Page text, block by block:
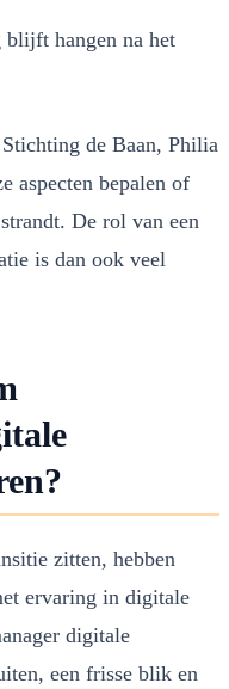
blijft hangen na het
de Baan, Philia
aspecten bepalen of
De rol van een
is dan ook veel
zitten, hebben
ervaring in digitale
digitale
een frisse blik en